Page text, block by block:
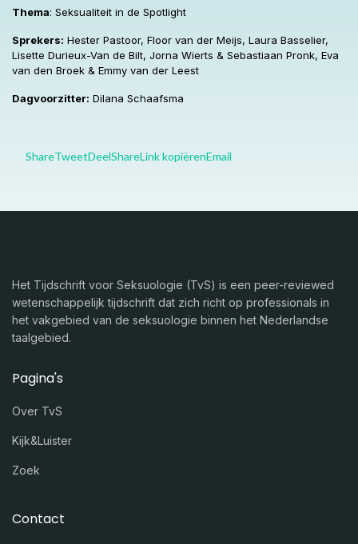
Thema: Seksualiteit in de Spotlight
Sprekers: Hester Pastoor, Floor van der Meijs, Laura Basselier,
Lisette Durieux-Van de Bilt, Jorna Wierts & Sebastiaan Pronk, Eva
van den Broek & Emmy van der Leest
Dagvoorzitter: Dilana Schaafsma
ShareTweetDeelShareLink kopiërenEmail
Het Tijdschrift voor Seksuologie (TvS) is een peer-reviewed
wetenschappelijk tijdschrift dat zich richt op professionals in
het vakgebied van de seksuologie binnen het Nederlandse
taalgebied.
Pagina's
Over TvS
Kijk&Luister
Zoek
Contact